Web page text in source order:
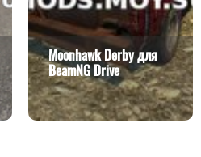
Moonhawk Derby для
BeamNG Drive